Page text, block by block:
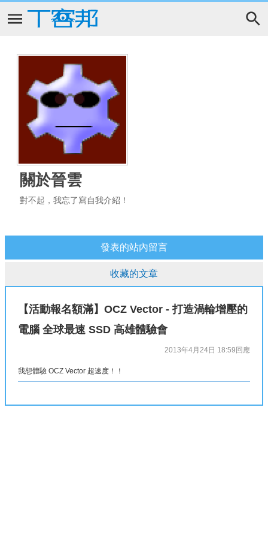
關於晉雲
對不起，我忘了寫自我介紹！
發表的站內留言
收藏的文章
【活動報名額滿】OCZ Vector - 打造渦輪增壓的
電腦 全球最速 SSD 高雄體驗會
2013年4月24日 18:59 回應
我想體驗 OCZ Vector 超速度！！